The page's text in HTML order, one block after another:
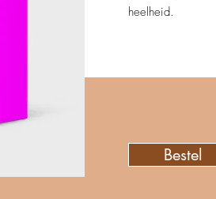
Bestel
heelheid.